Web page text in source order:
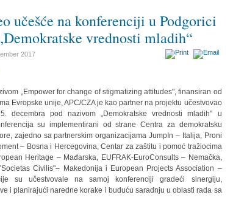
učešće na konferenciji u Podgorici
vrednosti mladih“
2017
„Empower for change of stigmatizing attitudes", finansiran od
Evropske unije, APC/CZA je kao partner na projektu učestvovao
decembra pod nazivom „Demokratske vrednosti mladih" u
su implementirani od strane Centra za demokratsku
zajedno sa partnerskim organizacijamaJumpIn – Italija, Proni
– Bosna i Hercegovina, Centar za zaštitu i pomoć tražiocima
Heritage – Mađarska, EUFRAK-EuroConsults – Nemačka,
Civilis"– Makedonija i European Projects Association –
su učestvovale na samoj konferenciji gradeći sinergiju,
i planirajući naredne korake i buduću saradnju u oblasti rada sa